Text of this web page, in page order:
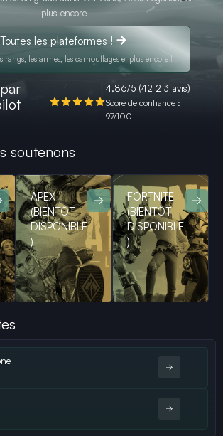
plus encore
Toutes les plateformes !
rangs, les armes, les camouflages et plus encore !
4,86/5 (42 213 avis)
Score de confiance :
97/100
soutenons
APEX
(BIENTÔT
DISPONIBLE
)
FORTNITE
(BIENTÔT
DISPONIBLE
)